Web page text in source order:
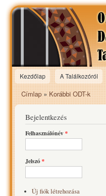
Main menu
Kezdőlap A Találkozóról
Jelenlegi hely
Címlap » Korábbi ODT-k
Bejelentkezés
Felhasználónév*
Jelszó*
Új fiók létrehozása